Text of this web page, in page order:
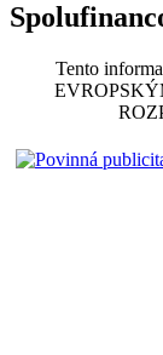
Tento